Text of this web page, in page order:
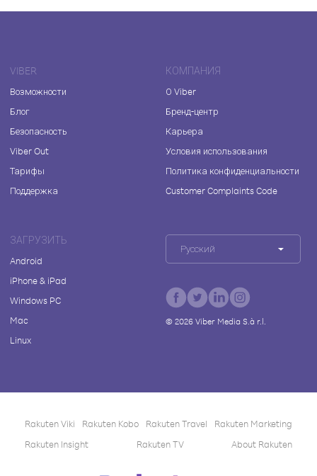
VIBER
Возможности
Блог
Безопасность
Viber Out
Тарифы
Поддержка
КОМПАНИЯ
О Viber
Бренд-центр
Карьера
Условия использования
Политика конфиденциальности
Customer Complaints Code
ЗАГРУЗИТЬ
Android
iPhone & iPad
Windows PC
Mac
Linux
Русский
© 2026Viber Media S.à r.l.
Rakuten Viki Rakuten Kobo Rakuten Travel
Rakuten Marketing
Rakuten Insight
Rakuten TV About Rakuten